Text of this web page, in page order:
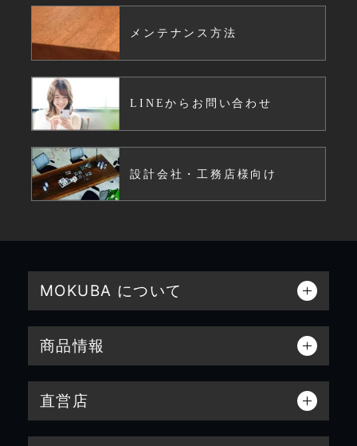
メンテナンス方法
LINEからお問い合わせ
設計会社・工務店様向け
MOKUBA について
商品情報
直営店